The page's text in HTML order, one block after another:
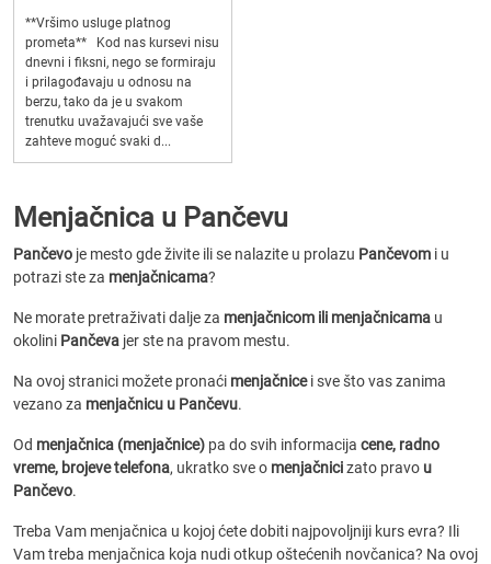
**Vršimo usluge platnog
prometa** Kod nas kursevi nisu
dnevni i fiksni, nego se formiraju
i prilagođavaju u odnosu na
berzu, tako da je u svakom
trenutku uvažavajući sve vaše
zahteve moguć svaki d...
Menjačnica u Pančevu
Pančevo je mesto gde živite ili se nalazite u prolazu Pančevom i u
potrazi ste za menjačnicama?
Ne morate pretraživati dalje za menjačnicom ili menjačnicama u
okolini Pančeva jer ste na pravom mestu.
Na ovoj stranici možete pronaći menjačnicei sve što vas zanima
vezano za menjačnicu u Pančevu.
Od menjačnica (menjačnice) pa do svih informacija cene, radno
vreme, brojeve telefona, ukratko sve o menjačnicizato pravo u
Pančevo.
Treba Vam menjačnica u kojoj ćete dobiti najpovoljniji kurs evra? Ili
Vam treba menjačnica koja nudi otkup oštećenih novčanica? Na ovoj